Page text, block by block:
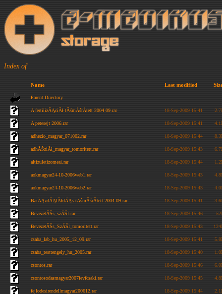
Index of
Name Last modified
Parent Directory
A fertilizĂĄciĂł tĂśmĂśrĂ­tett 2004 09.rar 18-Sep-2009 15:41
A petesejt 2006.rar 18-Sep-2009 15:41
adhezio_magyar_071002.rar 18-Sep-2009 15:44
adhĂŠziĂł_magyar_tomoritett.rar 18-Sep-2009 15:43
altizuletizomeai.rar 18-Sep-2009 15:44
aokmagyar24-10-2006web1.rar 18-Sep-2009 15:43
aokmagyar24-10-2006web2.rar 18-Sep-2009 15:43
BarĂĄzdĂĄlĂłdĂĄs tĂśmĂśrĂ­tett 2004 09.rar 18-Sep-2009 15:41
BevezetĂŠs_szĂŠl.rar 18-Sep-2009 15:46
BevezetĂŠs_SzĂŠl_tomoritett.rar 18-Sep-2009 15:43
csaba_lab_hu_2005_12_09.rar 18-Sep-2009 15:41
csaba_testtengely_hu_2005.rar 18-Sep-2009 15:40
csontos.rar 18-Sep-2009 15:46
csontosodasmagyar2007ievfcsaki.rar 18-Sep-2009 15:45
fejlodesirendellmagyar200612.rar 18-Sep-2009 15:44